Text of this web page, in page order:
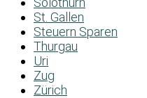
St. Gallen
Steuern Sparen
Thurgau
Uri
Zug
Zürich